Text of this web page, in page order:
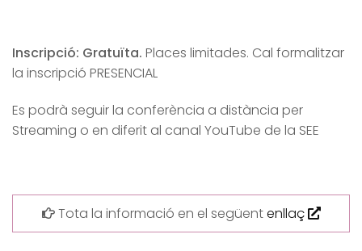
Inscripció: Gratuïta. Places limitades. Cal formalitzar
la inscripció PRESENCIAL
Es podrà seguir la conferència a distància per
Streaming o en diferit al canal YouTube de la SEE
Tota la informació en el següentenllaç